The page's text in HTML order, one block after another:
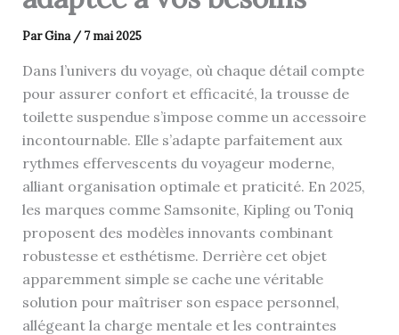
ParGina / 7 mai 2025
Dans l’univers du voyage, où chaque détail compte
pour assurer confort et efficacité, la trousse de
toilette suspendue s’impose comme un accessoire
incontournable. Elle s’adapte parfaitement aux
rythmes effervescents du voyageur moderne,
alliant organisation optimale et praticité. En 2025,
les marques comme Samsonite, Kipling ou Toniq
proposent des modèles innovants combinant
robustesse et esthétisme. Derrière cet objet
apparemment simple se cache une véritable
solution pour maîtriser son espace personnel,
allégeant la charge mentale et les contraintes